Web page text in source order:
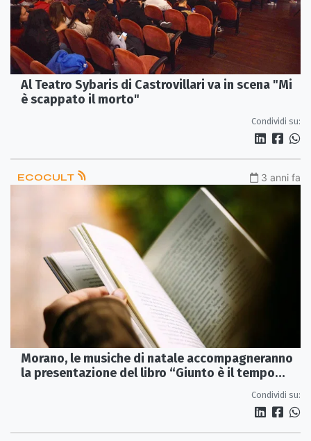
Al Teatro Sybaris di Castrovillari va in scena "Mi
è scappato il morto"
Condividi su:
ECOCULT 3 anni fa
Morano, le musiche di natale accompagneranno
la presentazione del libro “Giunto è il tempo
Condividi su: